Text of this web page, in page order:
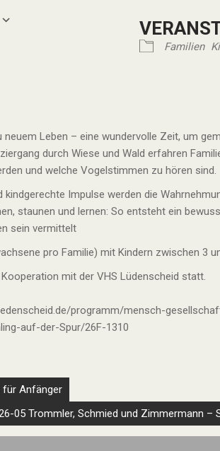
Familien
Leben – eine wundervolle Zeit, um
durch Wiese und Wald erfahren
und welche Vogelstimmen zu hören sind.
kindgerechte Impulse werden die
staunen und lernen: So entsteht ein
sein vermittelt
pro Familie) mit Kindern zwischen 3
mit der VHS Lüdenscheid statt.
programm/mensch-
auf-der-Spur/26F-1310
für Anfänger
05 Trommler, Schmied und Zimmermann –